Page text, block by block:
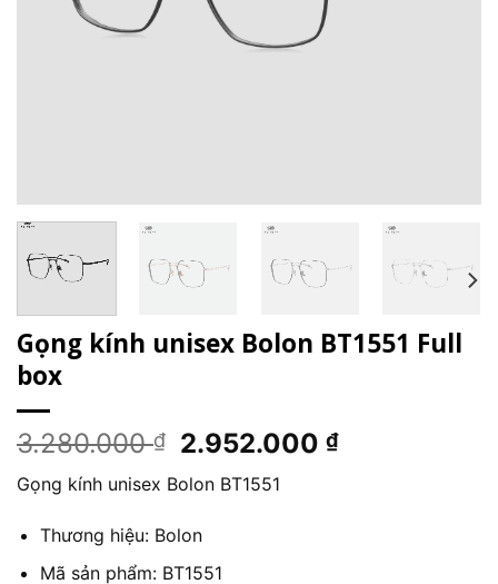
Gọng kính unisex Bolon BT1551 Full
box
3.280.000₫
Giá
gốc
là:
3.280.000 ₫.
2.952.000₫Giá
Gọng kính unisex Bolon BT1551
Thương hiệu: Bolon
Mã sản phẩm: BT1551